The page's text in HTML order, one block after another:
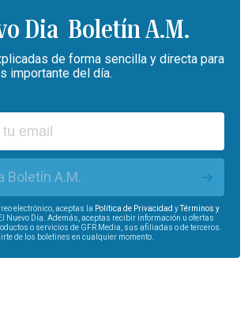
Boletín A.M.
de forma sencilla y directa para
importante del día.
Boletín A.M.
electrónico, aceptas la Política de Privacidad yTérminos y
Nuevo Día. Además, aceptas recibir información u ofertas
o servicios de GFR Media, sus afiliadas o de terceros.
de los boletines en cualquier momento.